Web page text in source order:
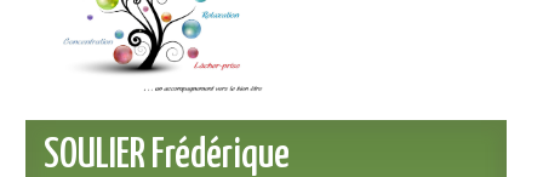
SOULIER Frédérique